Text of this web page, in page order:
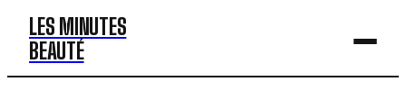
LES MINUTES
BEAUTÉ